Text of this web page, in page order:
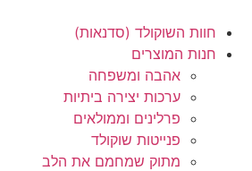
חוות השוקולד (סדנאות)
חנות המוצרים
אהבה ומשפחה
ערכות יצירה ביתיות
פרלינים וממולאים
פנייטות שוקולד
מתוק שמחמם את הלב